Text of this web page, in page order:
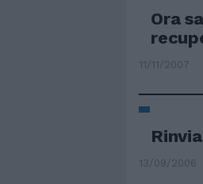
Ora
11/11/2007
13/09/2006